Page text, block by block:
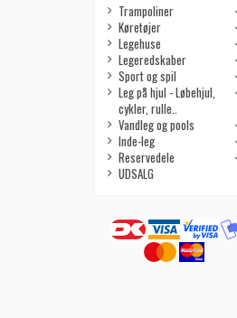
Trampoliner
Køretøjer
Legehuse
Legeredskaber
Sport og spil
Leg på hjul - Løbehjul,
cykler, rulle..
Vandleg og pools
Inde-leg
Reservedele
UDSALG